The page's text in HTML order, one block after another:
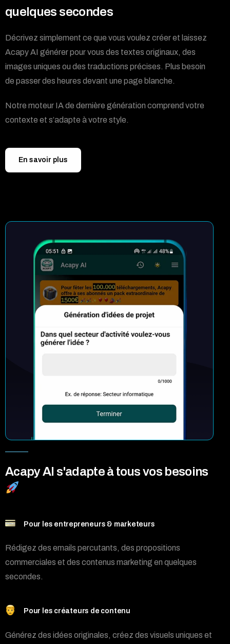
quelques secondes
Décrivez simplement ce que vous voulez créer et laissez
Acapy AI générer pour vous des textes originaux, des
images uniques ou des traductions précises. Plus besoin
de passer des heures devant une page blanche.
Notre moteur IA de dernière génération comprend votre
contexte et s’adapte à votre style.
En savoir plus
Acapy AI s'adapte à tous vos besoins
Pour les entrepreneurs & marketeurs
Rédigez des emails percutants, des propositions
commerciales et des contenus marketing en quelques
secondes.
Pour les créateurs de contenu
Générez des idées originales, créez des visuels uniques et